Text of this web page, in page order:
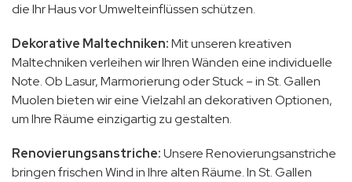
die Ihr Haus vor Umwelteinflüssen schützen.
Dekorative Maltechniken:Mit unseren kreativen
Maltechniken verleihen wir Ihren Wänden eine individuelle
Note. Ob Lasur, Marmorierung oder Stuck – in St. Gallen
Muolen bieten wir eine Vielzahl an dekorativen Optionen,
um Ihre Räume einzigartig zu gestalten.
Renovierungsanstriche:Unsere Renovierungsanstriche
bringen frischen Wind in Ihre alten Räume. In St. Gallen